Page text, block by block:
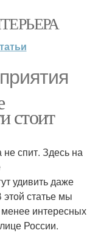
стоит
спит. Здесь на
удивить даже
статье мы
интересных
России.